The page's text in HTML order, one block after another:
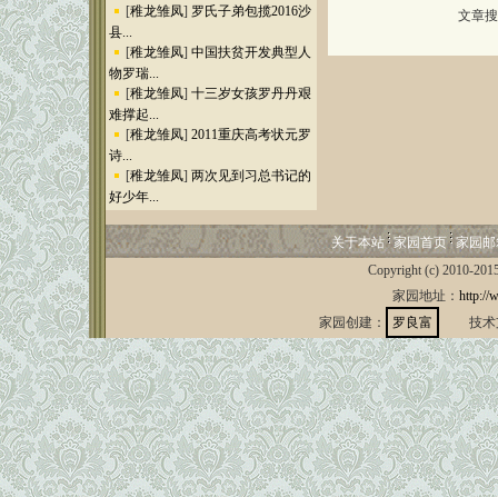
[稚龙雏凤] 罗氏子弟包揽2016沙
县...
[稚龙雏凤] 中国扶贫开发典型人
物罗瑞...
[稚龙雏凤] 十三岁女孩罗丹丹艰
难撑起...
[稚龙雏凤] 2011重庆高考状元罗
诗...
[稚龙雏凤] 两次见到习总书记的
好少年...
文章
关于本站 家园首页 家园
Copyright (c) 2010-
家园地址： http://
家园创建：
罗良富 技术